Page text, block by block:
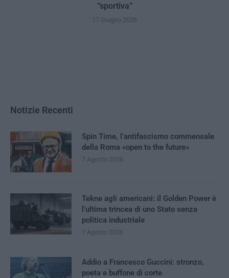
“sportiva”
17 Giugno 2026
Notizie Recenti
Spin Time, l’antifascismo commensale
della Roma «open to the future»
7 Agosto 2026
Tekne agli americani: il Golden Power è
l’ultima trincea di uno Stato senza
politica industriale
7 Agosto 2026
Addio a Francesco Guccini: stronzo,
poeta e buffone di corte